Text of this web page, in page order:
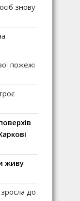
знову
пожежі
живу
зросла до